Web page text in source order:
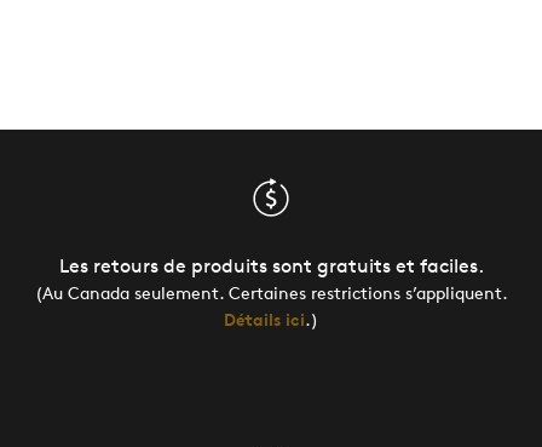
Les retours de produits sont gratuits et faciles.
(Au Canada seulement. Certaines restrictions s’appliquent.
Détails ici.)